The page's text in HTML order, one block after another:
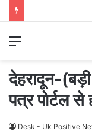
Menu
देहरादून-
पत्र पोर्टल से
Desk - Uk Positive